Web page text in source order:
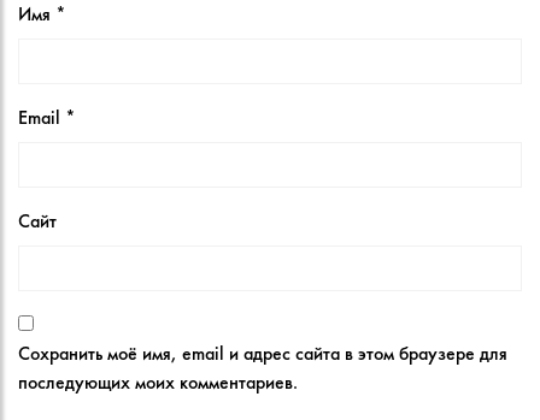
Имя *
Email *
Сайт
Сохранить моё имя, email и адрес сайта в этом браузере для
последующих моих комментариев.